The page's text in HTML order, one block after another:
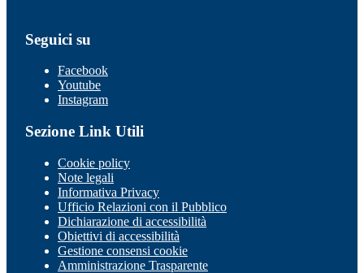
Seguici su
Facebook
Youtube
Instagram
Sezione Link Utili
Cookie policy
Note legali
Informativa Privacy
Ufficio Relazioni con il Pubblico
Dichiarazione di accessibilità
Obiettivi di accessibilità
Gestione consensi cookie
Amministrazione Trasparente